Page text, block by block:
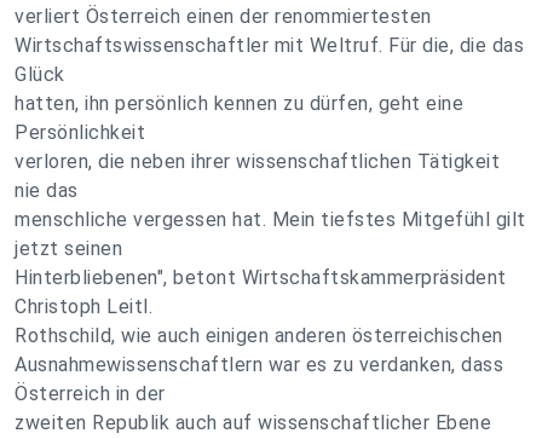
verliert Österreich einen der renommiertesten
Wirtschaftswissenschaftler mit Weltruf. Für die, die das
Glück
hatten, ihn persönlich kennen zu dürfen, geht eine
Persönlichkeit
verloren, die neben ihrer wissenschaftlichen Tätigkeit
nie das
menschliche vergessen hat. Mein tiefstes Mitgefühl gilt
jetzt seinen
Hinterbliebenen", betont Wirtschaftskammerpräsident
Christoph Leitl.
Rothschild, wie auch einigen anderen österreichischen
Ausnahmewissenschaftlern war es zu verdanken, dass
Österreich in der
zweiten Republik auch auf wissenschaftlicher Ebene